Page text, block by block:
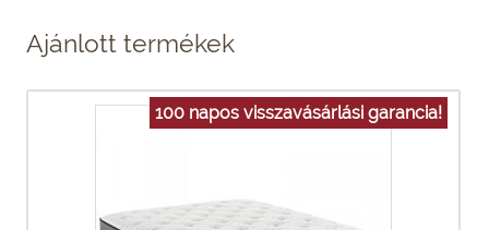
Ajánlott termékek
100 napos visszavásárlási garancia!